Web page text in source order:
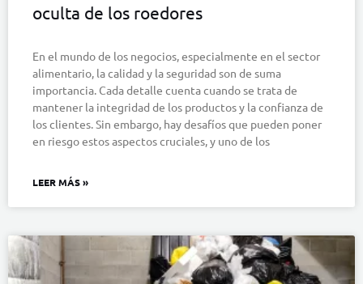
oculta de los roedores
En el mundo de los negocios, especialmente en el sector
alimentario, la calidad y la seguridad son de suma
importancia. Cada detalle cuenta cuando se trata de
mantener la integridad de los productos y la confianza de
los clientes. Sin embargo, hay desafíos que pueden poner
en riesgo estos aspectos cruciales, y uno de los
LEER MÁS »